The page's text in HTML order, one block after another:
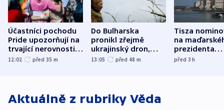
Účastníci pochodu
Pride upozorňují na
trvající nerovnosti i
společenskou
12:02 před 35 m
Do Bulharska
pronikl zřejmě
ukrajinský dron,
explodoval kilometr
13:05 před 48 m
Tisza
na
prezidenta
bývalého
před 3h
Aktuálně z rubriky Věda